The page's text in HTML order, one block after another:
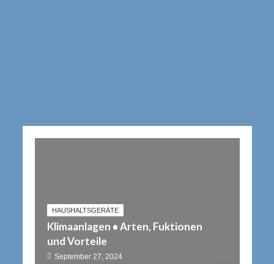
HAUSHALTSGERÄTE
Klimaanlagen • Arten, Fuktionen
und Vorteile
September 27, 2024